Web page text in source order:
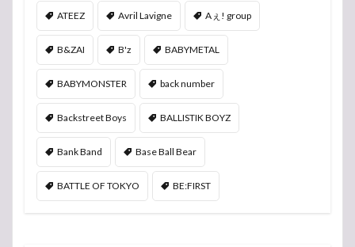
ATEEZ Avril Lavigne Aぇ! group
B&ZAI B'z BABYMETAL
BABYMONSTER back number
Backstreet Boys BALLISTIK BOYZ
Bank Band Base Ball Bear
BATTLE OF TOKYO BE:FIRST